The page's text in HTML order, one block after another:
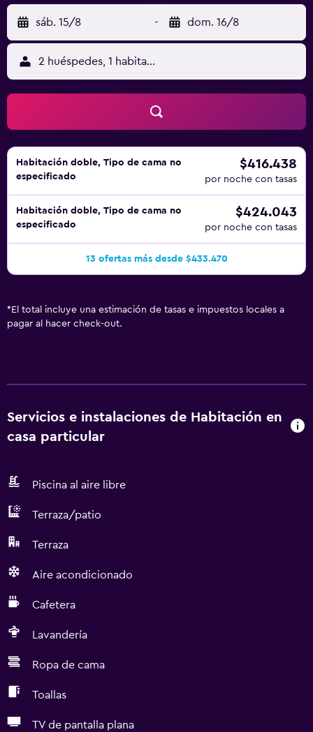
sáb. 15/8 - dom. 16/8
2 huéspedes, 1 habitación
Habitación doble, Tipo de cama no
especificado
$416.438
por noche con tasas
Habitación doble, Tipo de cama no
especificado
$424.043
por noche con tasas
13 ofertas más desde $433.470
* El total incluye una estimación de tasas e impuestos locales a
pagar al hacer check-out.
Servicios e instalaciones de Habitación en
casa particular
Piscina al aire libre
Terraza/patio
Terraza
Aire acondicionado
Cafetera
Lavandería
Ropa de cama
Toallas
TV de pantalla plana